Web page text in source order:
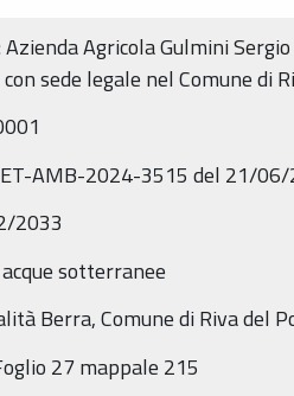
Agricola Gulmini
sede legale nel Comune di
AMB-2024-3515 del 21/
2033
sotterranee
Berra, Comune di Riva del
27 mappale 215